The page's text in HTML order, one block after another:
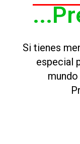
Si tienes
especial